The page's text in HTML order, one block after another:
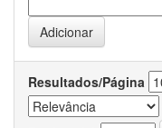
Resultados/Página